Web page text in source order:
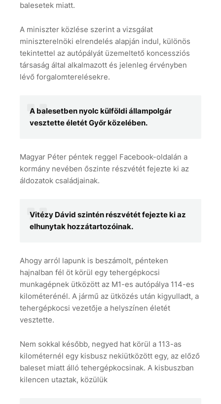
balesetek miatt.
A miniszter közlése szerint a vizsgálat
miniszterelnöki elrendelés alapján indul, különös
tekintettel az autópályát üzemeltető koncessziós
társaság által alkalmazott és jelenleg érvényben
lévő forgalomterelésekre.
A balesetben nyolc külföldi állampolgár
vesztette életét Győr közelében.
Magyar Péter péntek reggel Facebook-oldalán a
kormány nevében őszinte részvétét fejezte ki az
áldozatok családjainak.
Vitézy Dávid szintén részvétét fejezte ki az
elhunytak hozzátartozóinak.
Ahogy arról lapunk is beszámolt, pénteken
hajnalban fél öt körül egy tehergépkocsi
munkagépnek ütközött az M1-es autópálya 114-es
kilométerénél. A jármű az ütközés után kigyulladt, a
tehergépkocsi vezetője a helyszínen életét
vesztette.
Nem sokkal később, negyed hat körül a 113-as
kilométernél egy kisbusz nekiütközött egy, az előző
baleset miatt álló tehergépkocsinak. A kisbuszban
kilencen utaztak, közülük